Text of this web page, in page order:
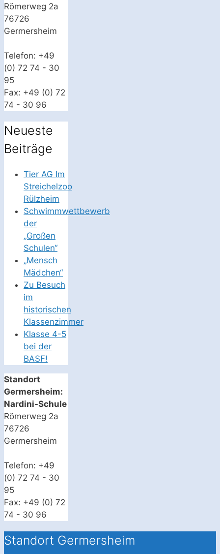
Römerweg 2a
76726
Germersheim
Telefon: +49
(0) 72 74 - 30
95
Fax: +49 (0) 72
74 - 30 96
Neueste
Beiträge
Tier AG Im
Streichelzoo
Rülzheim
Schwimmwettbewerb
der
„Großen
Schulen“
„Mensch
Mädchen“
Zu Besuch
im
historischen
Klassenzimmer
Klasse 4-5
bei der
BASF!
Standort
Germersheim:
Nardini-Schule
Römerweg 2a
76726
Germersheim
Telefon: +49
(0) 72 74 - 30
95
Fax: +49 (0) 72
74 - 30 96
Standort Germersheim